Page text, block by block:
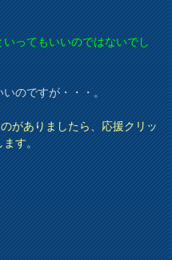
ってもいいのではないでし
いのですが・・・。
ありましたら、応援クリッ
ます。